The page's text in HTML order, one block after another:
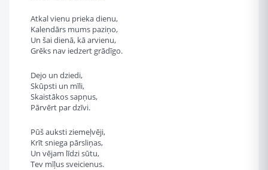
Atkal vienu prieka dienu,
Kalendārs mums paziņo,
Un šai dienā, kā arvienu,
Grēks nav iedzert grādīgo.
Dejo un dziedi,
Skūpsti un mīli,
Skaistākos sapņus,
Pārvērt par dzīvi.
Pūš auksti ziemeļvēji,
Krīt sniega pārsliņas,
Un vējam līdzi sūtu,
Tev mīļus sveicienus.